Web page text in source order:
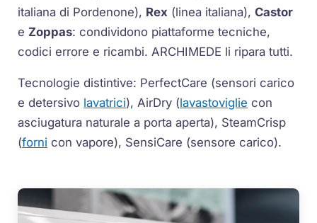
italiana di Pordenone), Rex (linea italiana),Castor
e Zoppas: condividono piattaforme tecniche,
codici errore e ricambi. ARCHIMEDE li ripara tutti.
Tecnologie distintive: PerfectCare (sensori carico
e detersivo lavatrici),AirDry (lavastoviglie con
asciugatura naturale a porta aperta), SteamCrisp
(forni con vapore), SensiCare (sensore carico).